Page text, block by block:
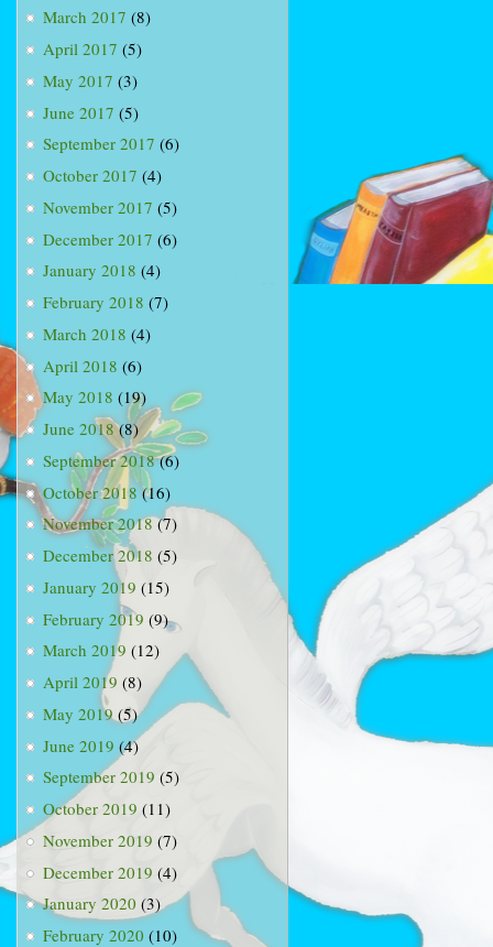
March 2017 (8)
April 2017 (5)
May 2017 (3)
June 2017 (5)
September 2017 (6)
October 2017 (4)
November 2017 (5)
December 2017 (6)
January 2018 (4)
February 2018 (7)
March 2018 (4)
April 2018 (6)
May 2018 (19)
June 2018(8)
September 2018(6)
October 2018(16)
November 2018(7)
December 2018 (5)
January 2019 (15)
February 2019 (9)
March 2019 (12)
April 2019 (8)
May 2019(5)
June 2019 (4)
September 2019 (5)
October 2019 (11)
November 2019 (7)
December 2019 (4)
January 2020 (3)
February 2020 (10)